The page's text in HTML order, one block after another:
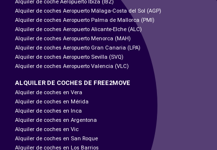
Alquiler de coche Aeropuerto Ibiza (IBZ)
Alquiler de coches Aeropuerto Málaga-Costa del Sol (AGP)
Alquiler de coches Aeropuerto Palma de Mallorca (PMI)
Alquiler de coches Aeropuerto Alicante-Elche (ALC)
Alquiler de coches Aeropuerto Menorca (MAH)
Alquiler de coches Aeropuerto Gran Canaria (LPA)
Alquiler de coches Aeropuerto Sevilla (SVQ)
Alquiler de coches Aeropuerto Valencia (VLC)
ALQUILER DE COCHES DE FREE2MOVE
Alquiler de coches en Vera
Alquiler de coches en Mérida
Alquiler de coches en Inca
Alquiler de coches en Argentona
Alquiler de coches en Vic
Alquiler de coches en San Roque
Alquiler de coches en Los Barrios